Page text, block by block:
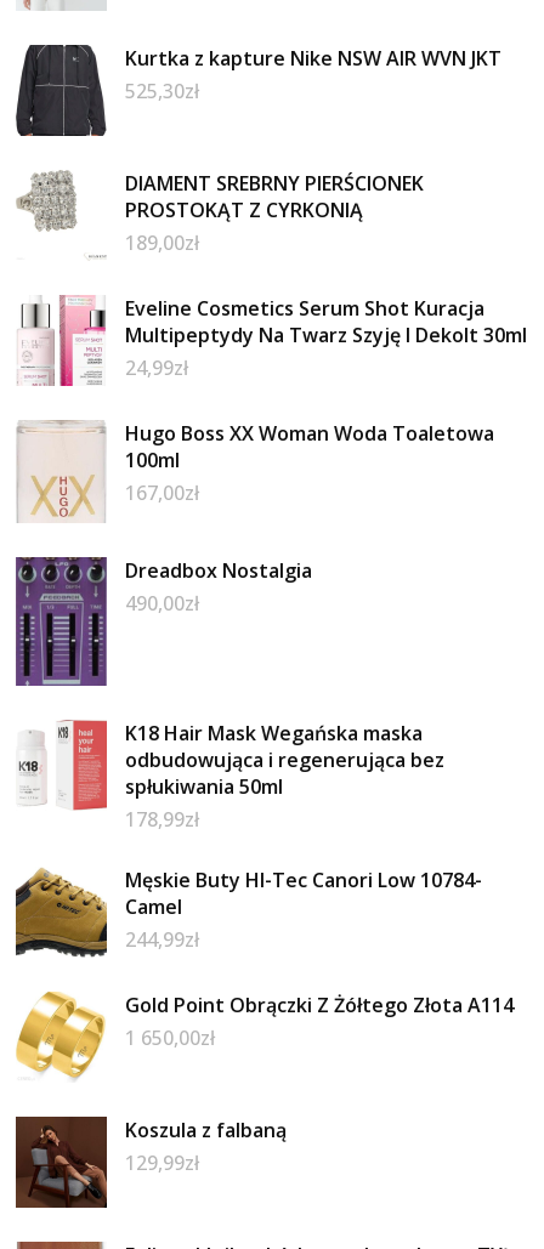
Kurtka z kapture Nike NSW AIR WVN JKT
525,30zł
DIAMENT SREBRNY PIERŚCIONEK
PROSTOKĄT Z CYRKONIĄ
189,00zł
Eveline Cosmetics Serum Shot Kuracja
Multipeptydy Na Twarz Szyję I Dekolt 30ml
24,99zł
Hugo Boss XX Woman Woda Toaletowa
100ml
167,00zł
Dreadbox Nostalgia
490,00zł
K18 Hair Mask Wegańska maska
odbudowująca i regenerująca bez
spłukiwania 50ml
178,99zł
Męskie Buty HI-Tec Canori Low 10784-
Camel
244,99zł
Gold Point Obrączki Z Żółtego Złota A114
1 650,00zł
Koszula z falbaną
129,99zł